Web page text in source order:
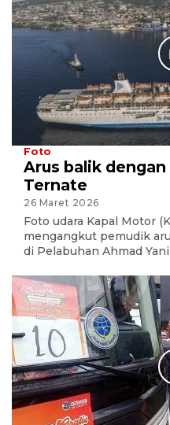
Foto
Arus balik
Ternate
26 Maret 2026
Foto udara Kapal Motor
mengangkut pemudik
di Pelabuhan Ahmad Yani